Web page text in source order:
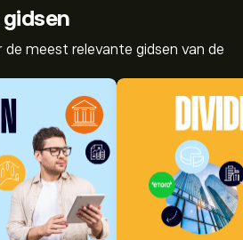
gidsen
meest relevante gidsen van de